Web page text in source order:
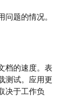
题的情况。
档的速度。表
测试。应用更
决于工作负